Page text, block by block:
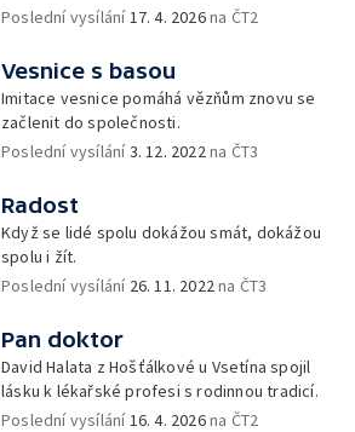
Poslední vysílání17. 4. 2026na ČT2
Vesnice s basou
Imitace vesnice pomáhá vězňům znovu se
začlenit do společnosti.
Poslední vysílání3. 12. 2022na ČT3
Radost
Když se lidé spolu dokážou smát, dokážou
spolu i žít.
Poslední vysílání 26. 11. 2022na ČT3
Pan doktor
David Halata z Hošťálkové u Vsetína spojil
lásku k lékařské profesi s rodinnou tradicí.
Poslední vysílání16. 4. 2026na ČT2